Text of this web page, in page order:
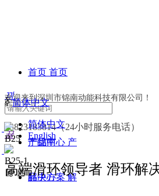
首页 首页
关于锦南
于锦南
产品中心 产
品中心
解决方案 解
끠
联系方式
13823183814（24小时服务电话）
뀰
高端滑环领导者 滑环解
欢迎来到深圳市锦南动能科技有限公司！
ꀅ 简体中文
简体中文
English
B25
B25-1
넳 넲